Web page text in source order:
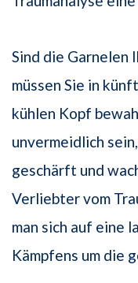
Sind die Garnelen
müssen Sie in
kühlen Kopf
unvermeidlich
geschärft und
Verliebter vom
man sich auf eine
Kämpfens um die